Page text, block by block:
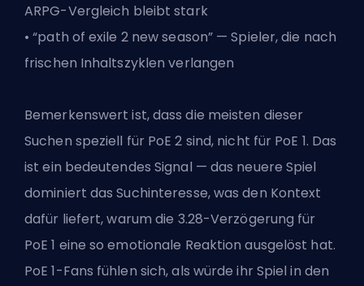
ARPG-Vergleich bleibt stark
• “path of exile 2 new season” — Spieler, die nach
frischen Inhaltszyklen verlangen
Bemerkenswert ist, dass die meisten dieser
Suchen speziell für PoE 2 sind, nicht für PoE 1. Das
ist ein bedeutendes Signal — das neuere Spiel
dominiert das Suchinteresse, was den Kontext
dafür liefert, warum die 3.28-Verzögerung für
PoE 1 eine so emotionale Reaktion ausgelöst hat.
PoE 1-Fans fühlen sich, als würde ihr Spiel in den